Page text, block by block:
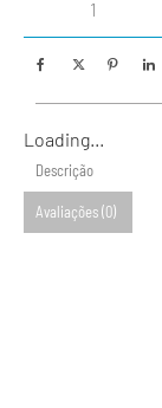
Loading...
Descrição
Avaliações (0)